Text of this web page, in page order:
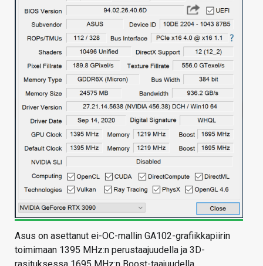
Asus on asettanut ei-OC-mallin GA102-grafiikkapiirin
toimimaan 1395 MHz:n perustaajuudella ja 3D-
rasituksessa 1695 MHz:n Boost-taajuudella.